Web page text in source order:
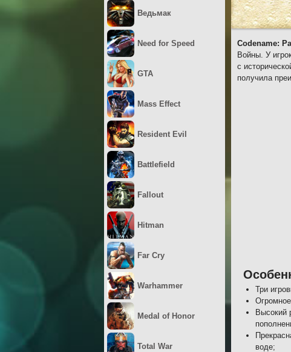
Codename:
Войны. У
с
получила
Три
Высокий
воде;
Ведьмак
Need for Speed
GTA
Mass Effect
Resident Evil
Battlefield
Fallout
Hitman
Far Cry
Warhammer
Medal of Honor
Total War